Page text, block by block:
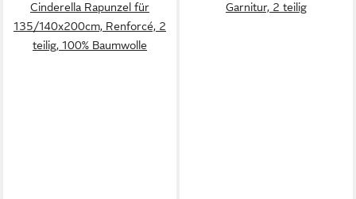
Cinderella Rapunzel für
135/140x200cm, Renforcé, 2
teilig, 100% Baumwolle
Garnitur, 2 teilig